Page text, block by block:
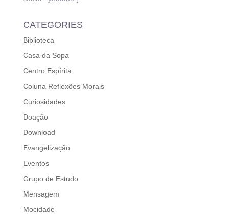
CATEGORIES
Biblioteca
Casa da Sopa
Centro Espírita
Coluna Reflexões Morais
Curiosidades
Doação
Download
Evangelização
Eventos
Grupo de Estudo
Mensagem
Mocidade